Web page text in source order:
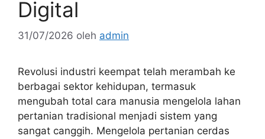
Digital
31/07/2026 oleh admin
Revolusi industri keempat telah merambah ke
berbagai sektor kehidupan, termasuk
mengubah total cara manusia mengelola lahan
pertanian tradisional menjadi sistem yang
sangat canggih. Mengelola pertanian cerdas